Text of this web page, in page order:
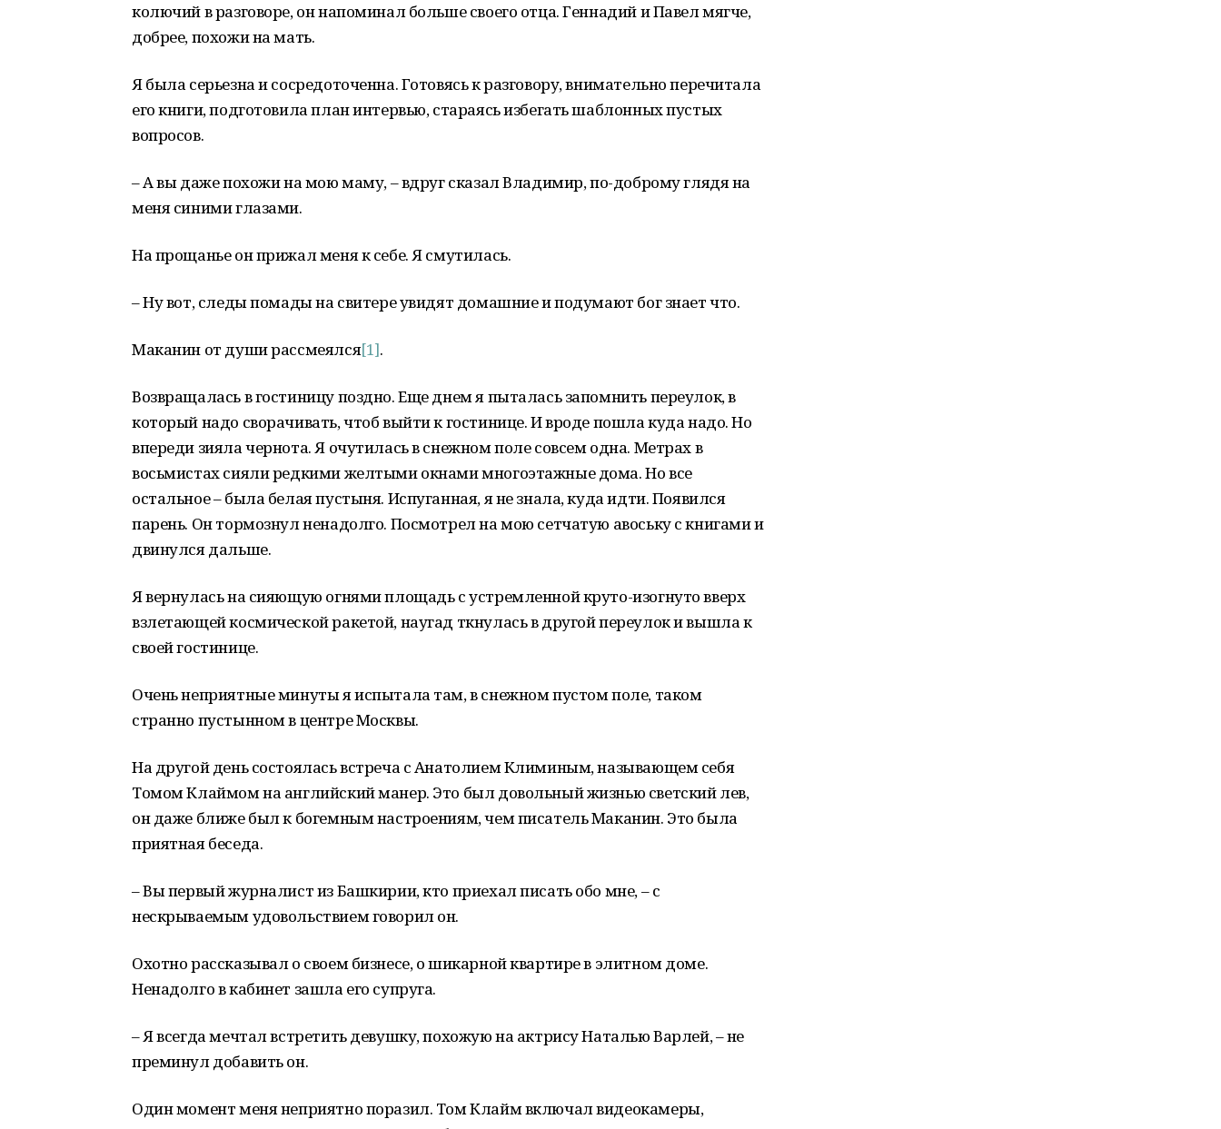
колючий в разговоре, он напоминал больше своего отца. Геннадий и Павел мягче,
добрее, похожи на мать.
Я была серьезна и сосредоточенна. Готовясь к разговору, внимательно перечитала
его книги, подготовила план интервью, стараясь избегать шаблонных пустых
вопросов.
– А вы даже похожи на мою маму, – вдруг сказал Владимир, по-доброму глядя на
меня синими глазами.
На прощанье он прижал меня к себе. Я смутилась.
– Ну вот, следы помады на свитере увидят домашние и подумают бог знает что.
Маканин от души рассмеялся[1].
Возвращалась в гостиницу поздно. Еще днем я пыталась запомнить переулок, в
который надо сворачивать, чтоб выйти к гостинице. И вроде пошла куда надо. Но
впереди зияла чернота. Я очутилась в снежном поле совсем одна. Метрах в
восьмистах сияли редкими желтыми окнами многоэтажные дома. Но все
остальное – была белая пустыня. Испуганная, я не знала, куда идти. Появился
парень. Он тормознул ненадолго. Посмотрел на мою сетчатую авоську с книгами и
двинулся дальше.
Я вернулась на сияющую огнями площадь с устремленной круто-изогнуто вверх
взлетающей космической ракетой, наугад ткнулась в другой переулок и вышла к
своей гостинице.
Очень неприятные минуты я испытала там, в снежном пустом поле, таком
странно пустынном в центре Москвы.
На другой день состоялась встреча с Анатолием Климиным, называющем себя
Томом Клаймом на английский манер. Это был довольный жизнью светский лев,
он даже ближе был к богемным настроениям, чем писатель Маканин. Это была
приятная беседа.
– Вы первый журналист из Башкирии, кто приехал писать обо мне, – с
нескрываемым удовольствием говорил он.
Охотно рассказывал о своем бизнесе, о шикарной квартире в элитном доме.
Ненадолго в кабинет зашла его супруга.
– Я всегда мечтал встретить девушку, похожую на актрису Наталью Варлей, – не
преминул добавить он.
Один момент меня неприятно поразил. Том Клайм включал видеокамеры,